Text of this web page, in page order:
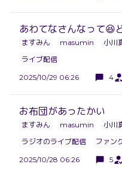
あわてなさんなって😆
ますみん masumin 小川
ライブ配信
2025/10/29 06:26
4
お布団があったかい
ますみん masumin
小川
ラジオのライブ配信
ファン
2025/10/28 06:26
5